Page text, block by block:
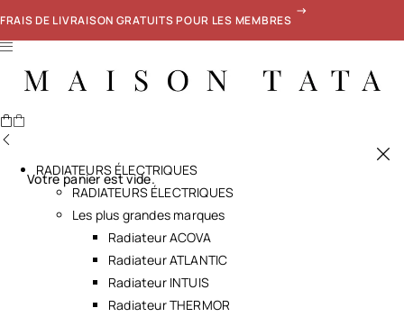
FRAIS DE LIVRAISON GRATUITS POUR LES MEMBRES
Votre panier est vide.
RADIATEURS ÉLECTRIQUES
RADIATEURS ÉLECTRIQUES
Les plus grandes marques
Radiateur ACOVA
Radiateur ATLANTIC
Radiateur INTUIS
Radiateur THERMOR